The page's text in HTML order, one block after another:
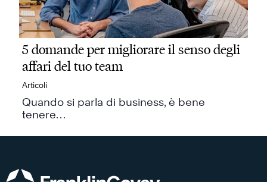
5 domande per migliorare il senso degli
affari del tuo team
Articoli
Quando si parla di business, è bene
tenere…